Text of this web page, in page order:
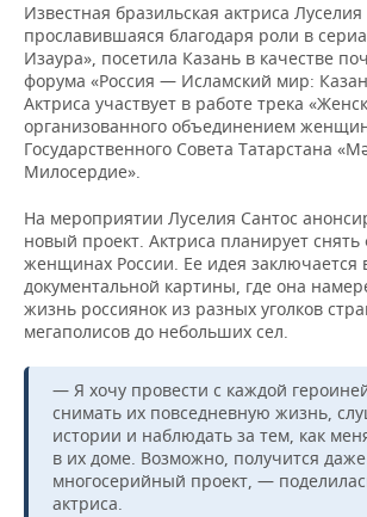
ВОЛЕЙБОЛ
КИБЕРСПОРТ
ФИГУРНОЕ КАТАНИЕ
ВОДНЫЕ ВИДЫ СПОРТА
ХОККЕЙ С МЯЧОМ
ИСТОРИЯ
КУЛЬТУРА
МЕДИЦИНА
ОБРАЗОВАНИЕ
ПРОИСШЕСТВИЯ
СПИСОК ПЕРСОН
СПИСОК КОМПАНИЙ
ПОЛНАЯ ВЕРСИЯ
Известная бразильская актриса Луселия
прославившаяся благодаря роли в
Изаура», посетила Казань в качестве
форума «Россия — Исламский мир:
Актриса участвует в работе трека
организованного объединением
Государственного Совета Татарстана
Милосердие».
На мероприятии Луселия Сантос
новый проект. Актриса планирует
женщинах России. Ее идея заключается
документальной картины, где она
жизнь россиянок из разных уголков
мегаполисов до небольших сел.
— Я хочу провести с каждой
снимать их повседневную жизнь,
истории и наблюдать за тем, как
в их доме. Возможно, получится даже
многосерийный проект, —
актриса.